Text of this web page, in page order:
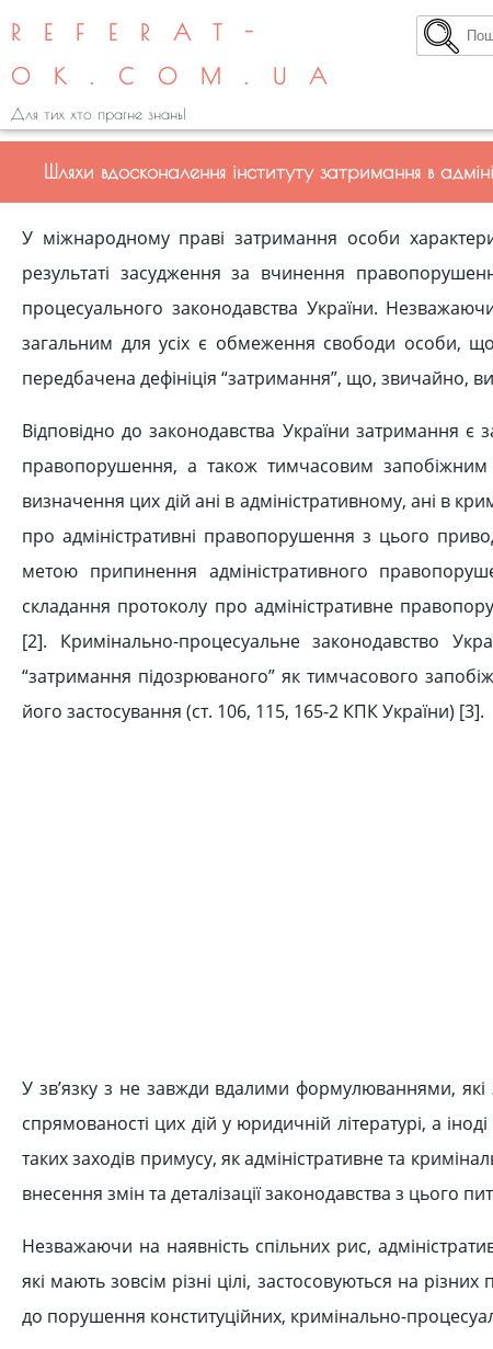
REFERAT-
OK.COM.UA
Для тих хто прагне знань!
Шляхи вдосконалення інституту затримання в
У міжнародному праві затримання особи
результаті засудження за вчинення
процесуального законодавства України.
загальним для усіх є обмеження свободи особи,
передбачена дефініція “затримання”, що, звичайно,
Відповідно до законодавства України затримання
правопорушення, а також тимчасовим
визначення цих дій ані в адміністративному, ані в
про адміністративні правопорушення з цього
метою припинення адміністративного
складання протоколу про адміністративне
[2]. Кримінально-процесуальне законодавство
“затримання підозрюваного” як тимчасового
його застосу­вання (ст. 106, 115, 165-2 КПК України) [3].
У зв’язку з не завжди вдалими формулюваннями, які
спрямованості цих дій у юридичній літературі, а
таких заходів примусу, як адміністративне та
внесення змін та деталізації законодавства з цього
Незважаючи на наявність спільних рис,
які мають зовсім різні цілі, застосовуються на
до порушення конституційних, кримінально-